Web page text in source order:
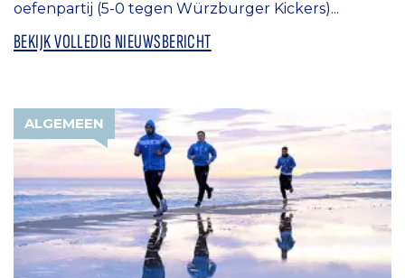
oefenpartij (5-0 tegen Würzburger Kickers)...
BEKIJK VOLLEDIG NIEUWSBERICHT
ALGEMEEN